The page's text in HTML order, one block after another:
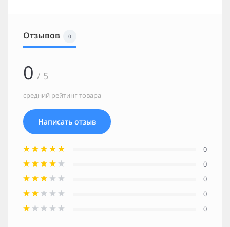
Отзывов 0
0 / 5
средний рейтинг товара
Написать отзыв
0
0
0
0
0